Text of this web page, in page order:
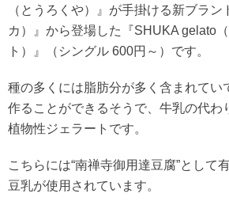
（とうろくや）』が手掛ける新ブラン
カ）』から登場した『SHUKA gelato
ト）』（シングル 600円～）です。
種の多くには脂肪分が多く含まれてい
作ることができるそうで、牛乳の代わ
植物性ジェラートです。
こちらには“南禅寺御用達豆腐”として
豆乳が使用されています。